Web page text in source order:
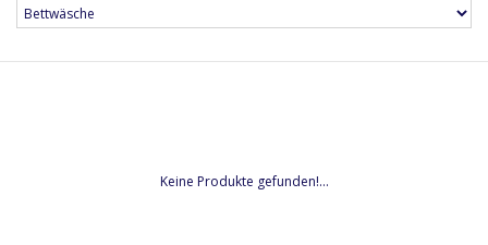
Keine Produkte gefunden!...